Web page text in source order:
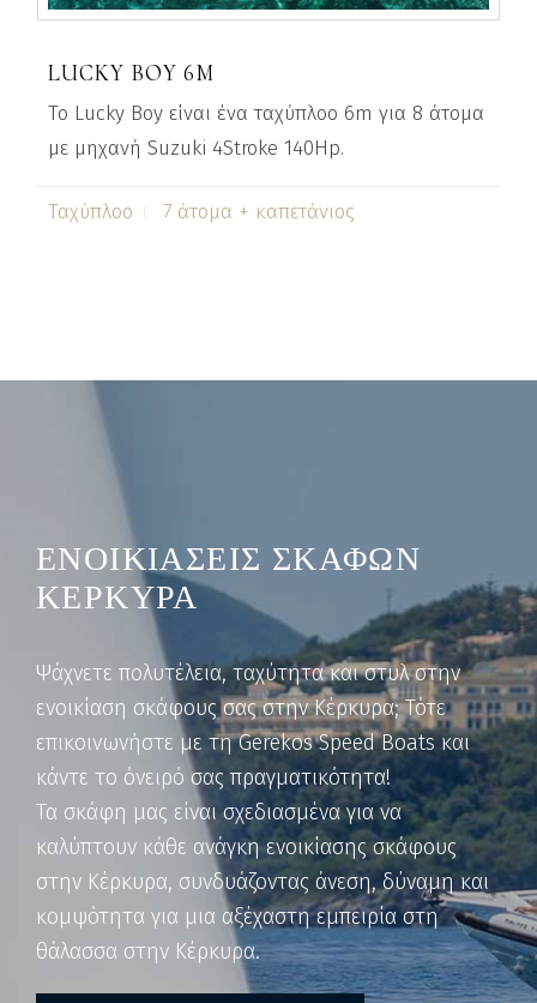
LUCKY BOY 6M
Το Lucky Boy είναι ένα ταχύπλοο 6m για 8 άτομα
με μηχανή Suzuki 4Stroke 140Hp.
Ταχύπλοο 7 άτομα + καπετάνιος
ΕΝΟΙΚΙΑΣΕΙΣ ΣΚΑΦΩΝ
ΚΕΡΚΥΡΑ
Ψάχνετε πολυτέλεια, ταχύτητα και στυλ στην
ενοικίαση σκάφους σας στην Κέρκυρα; Τότε
επικοινωνήστε με τη Gerekos Speed Boats και
κάντε το όνειρό σας πραγματικότητα!
Τα σκάφη μας είναι σχεδιασμένα για να
καλύπτουν κάθε ανάγκη ενοικίασης σκάφους
στην Κέρκυρα, συνδυάζοντας άνεση, δύναμη και
κομψότητα για μια αξέχαστη εμπειρία στη
θάλασσα στην Κέρκυρα.